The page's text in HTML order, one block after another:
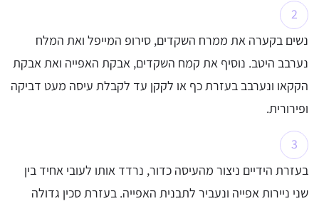
נשים בקערה את ממרח השקדים, סירופ המייפל ואת המלח
נערבב היטב. נוסיף את קמח השקדים, אבקת האפייה ואת אבקת
הקקאו ונערבב בעזרת כף או לקקן עד לקבלת עיסה מעט דביקה
ופירורית.
בעזרת הידיים ניצור מהעיסה כדור, נרדד אותו לעובי אחיד בין
שני ניירות אפייה ונעביר לתבנית האפייה. בעזרת סכין גדולה